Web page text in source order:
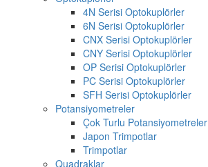
4N Serisi Optokuplörler
6N Serisi Optokuplörler
CNX Serisi Optokuplörler
CNY Serisi Optokuplörler
OP Serisi Optokuplörler
PC Serisi Optokuplörler
SFH Serisi Optokuplörler
Potansiyometreler
Çok Turlu Potansiyometreler
Japon Trimpotlar
Trimpotlar
Quadraklar